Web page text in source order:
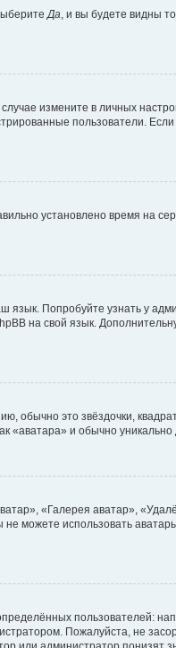
Да, и вы будете видны
измените в личных
пользователи.
установлено время на
язык. Попробуйте узнать у
на свой язык.
обычно это звёздочки,
«аватара» и обычно уникально
«Галерея аватар»,
можете использовать
пользователей:
Пожалуйста, не